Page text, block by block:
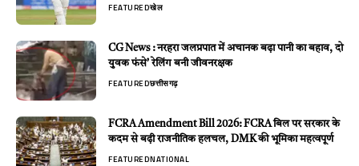
FEATUREDखेल
CG News : नरहरा जलप्रपात में अचानक बढ़ा पानी का बहाव, दो
युवक फंसे’ रेलिंग बनी जीवनरक्षक
FEATUREDछत्तीसगढ़
FCRA Amendment Bill 2026: FCRA बिल पर सरकार के
कदम से बढ़ी राजनीतिक हलचल, DMK की भूमिका महत्वपूर्ण
FEATUREDNATIONAL